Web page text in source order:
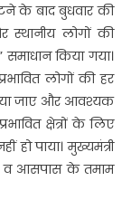
के बाद बुधवार की
स्थानीय लोगों की
किया गया।
लोगों की हर
जाए और आवश्यक
क्षेत्रों के लिए
पाया। मुख्यमंत्री
व आसपास के तमाम